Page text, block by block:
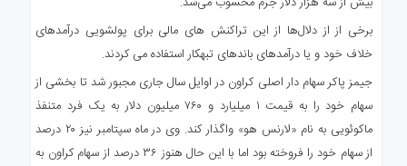
برخی از از دلال‌ها از این تراکنش های مالی برای پولشویی درآمدهای
خلاف خود و یا درآمدهای باندهای تبهکار استفاده می کردند.
جیمز پاکر سهام دار اصلی کراون در اوایل سال جاری مجبور شد تا بخشی از
سهام خود را به قیمت ۱ میلیارد و ۷۶۰ میلیون دلار به یک فرد متنفذ
ماکوئویی به نام «لارنس هو» واگذار کند. وی در ماه سپتامبر نیز ۲۰ درصد
از سهام خود را فروخته بود اما با این حال هنوز ۳۶ درصد از سهام کراون به